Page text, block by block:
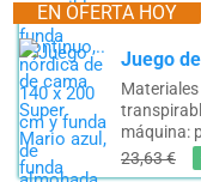
EN OFERTA HOY
máquina:
23,63 €